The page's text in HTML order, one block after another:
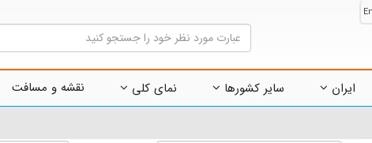
ایران سایر کشورها نمای کلی نقشه و مسافت